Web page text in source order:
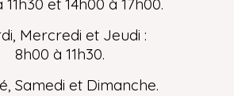
11h30 et 14h00 à 17h00.
Mercredi et Jeudi :
8h00 à 11h30.
Samedi et Dimanche.